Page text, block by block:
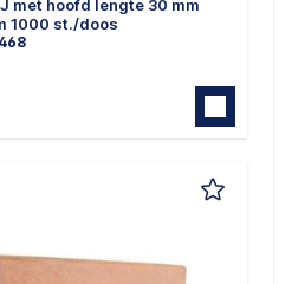
met hoofd lengte 30 mm
draadbreedte 1,20 mm 1000 st./doos